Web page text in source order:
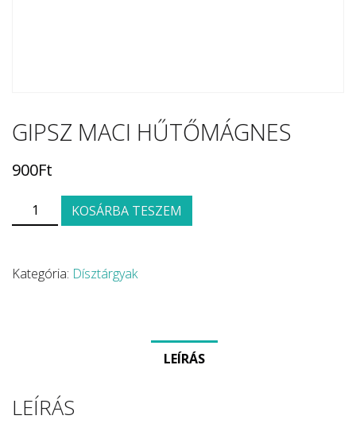
GIPSZ MACI HŰTŐMÁGNES
900Ft
GIPSZ MACI HŰTŐMÁGNES QUANTITY
KOSÁRBA TESZEM
Kategória: Dísztárgyak
LEÍRÁS
LEÍRÁS